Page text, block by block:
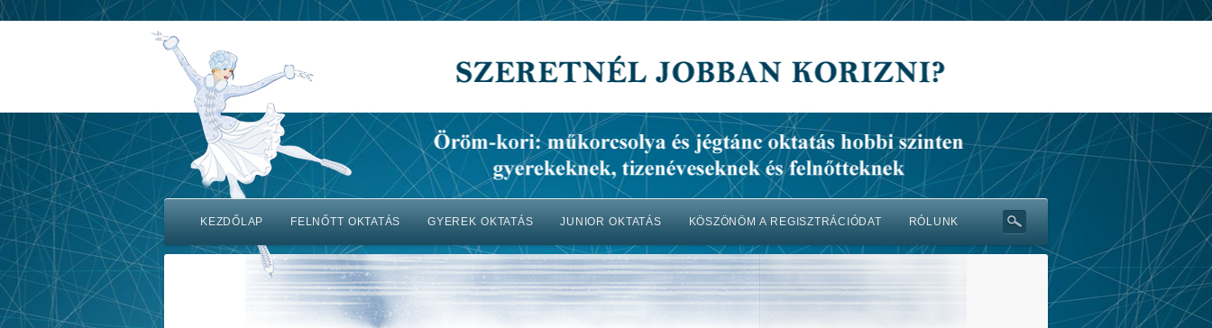
Rólunk
KEZDŐLAP FELNŐTT OKTATÁS GYEREK OKTATÁS JUNIOR OKTATÁS KÖSZÖNÖM A REGISZTRÁCIÓDAT RÓLUNK